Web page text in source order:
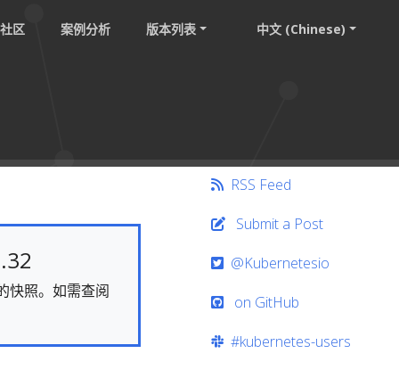
社区 案例分析 版本列表 中文 (Chinese)
快照。如需查阅
RSS Feed
Submit a Post
@Kubernetesio
on GitHub
#kubernetes-users